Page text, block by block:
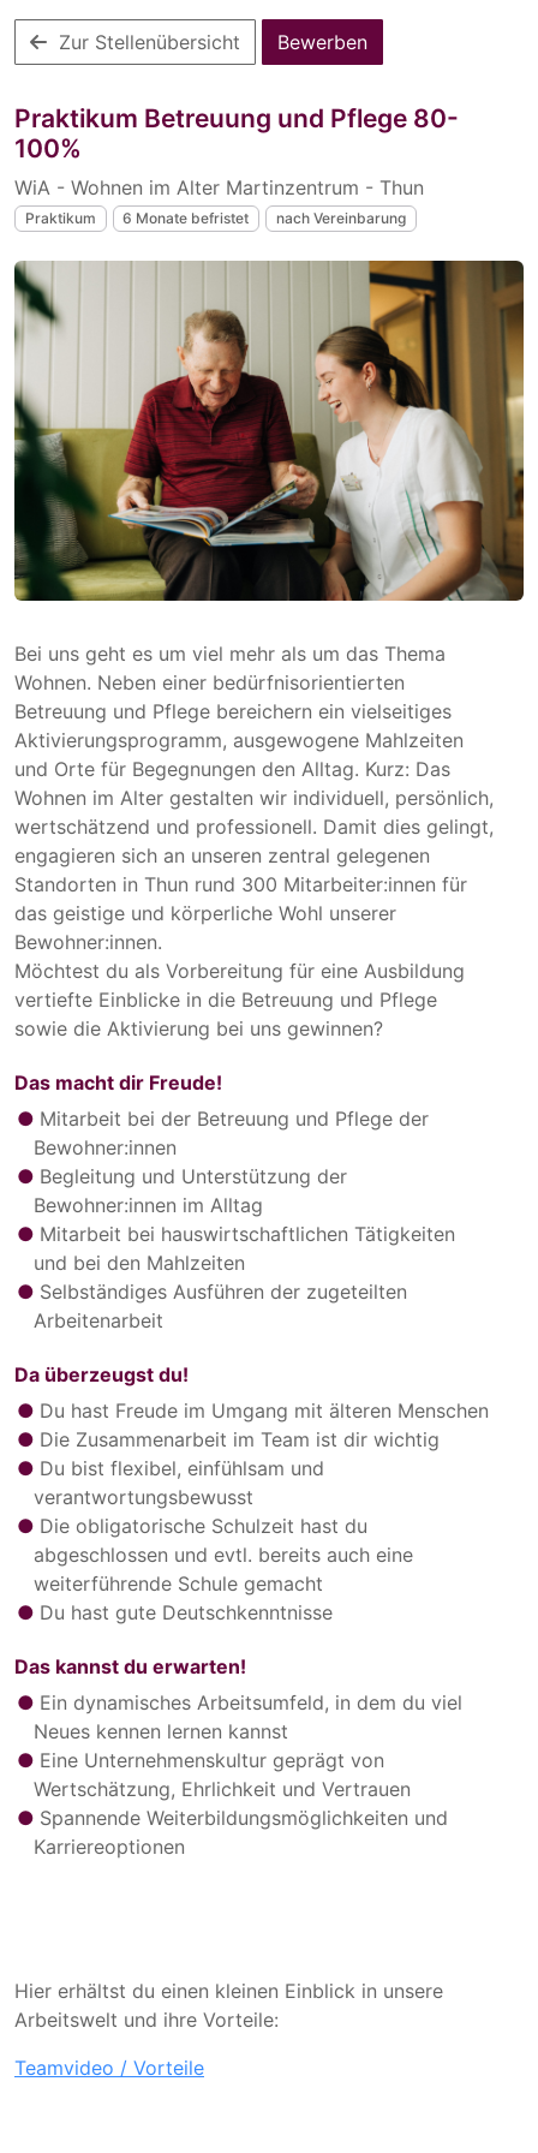
Zur Stellenübersicht Bewerben
Praktikum Betreuung und Pflege 80-
100%
WiA - Wohnen im Alter Martinzentrum - Thun
Praktikum 6 Monate befristet nach Vereinbarung
Bei uns geht es um viel mehr als um das Thema
Wohnen. Neben einer bedürfnisorientierten
Betreuung und Pflege bereichern ein vielseitiges
Aktivierungsprogramm, ausgewogene Mahlzeiten
und Orte für Begegnungen den Alltag. Kurz: Das
Wohnen im Alter gestalten wir individuell, persönlich,
wertschätzend und professionell. Damit dies gelingt,
engagieren sich an unseren zentral gelegenen
Standorten in Thun rund 300 Mitarbeiter:innen für
das geistige und körperliche Wohl unserer
Bewohner:innen.
Möchtest du als Vorbereitung für eine Ausbildung
vertiefte Einblicke in die Betreuung und Pflege
sowie die Aktivierung bei uns gewinnen?
Das macht dir Freude!
Mitarbeit bei der Betreuung und Pflege der
Bewohner:innen
Begleitung und Unterstützung der
Bewohner:innen im Alltag
Mitarbeit bei hauswirtschaftlichen Tätigkeiten
und bei den Mahlzeiten
Selbständiges Ausführen der zugeteilten
Arbeitenarbeit
Da überzeugst du!
Du hast Freude im Umgang mit älteren Menschen
Die Zusammenarbeit im Team ist dir wichtig
Du bist flexibel, einfühlsam und
verantwortungsbewusst
Die obligatorische Schulzeit hast du
abgeschlossen und evtl. bereits auch eine
weiterführende Schule gemacht
Du hast gute Deutschkenntnisse
Das kannst du erwarten!
Ein dynamisches Arbeitsumfeld, in dem du viel
Neues kennen lernen kannst
Eine Unternehmenskultur geprägt von
Wertschätzung, Ehrlichkeit und Vertrauen
Spannende Weiterbildungsmöglichkeiten und
Karriereoptionen
Hier erhältst du einen kleinen Einblick in unsere
Arbeitswelt und ihre Vorteile:
Teamvideo / Vorteile